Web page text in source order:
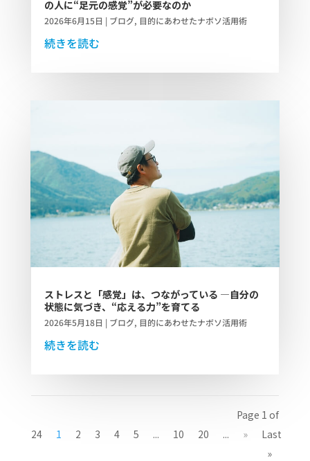
の人に“足元の感覚”が必要なのか
2026年6月15日 | ブログ, 目的にあわせたナボソ活用術
続きを読む
ストレスと「感覚」は、つながっている ―自分の
状態に気づき、“応える力”を育てる
2026年5月18日 | ブログ, 目的にあわせたナボソ活用術
続きを読む
Page 1 of
24
1 2 3 4 5 ... 10 20 ... »
Last
»